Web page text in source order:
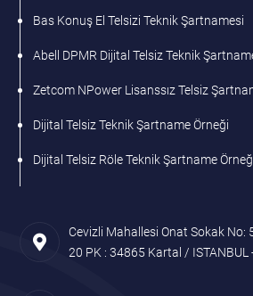
Bas Konuş El Telsizi Teknik Şartnamesi
Abell DPMR Dijital Telsiz Teknik
Zetcom NPower Lisanssız Telsiz
Dijital Telsiz Teknik Şartname Örneği
Dijital Telsiz Röle Teknik Şartname
Cevizli Mahallesi Onat Sokak No:
20 PK : 34865 Kartal / ISTANBUL